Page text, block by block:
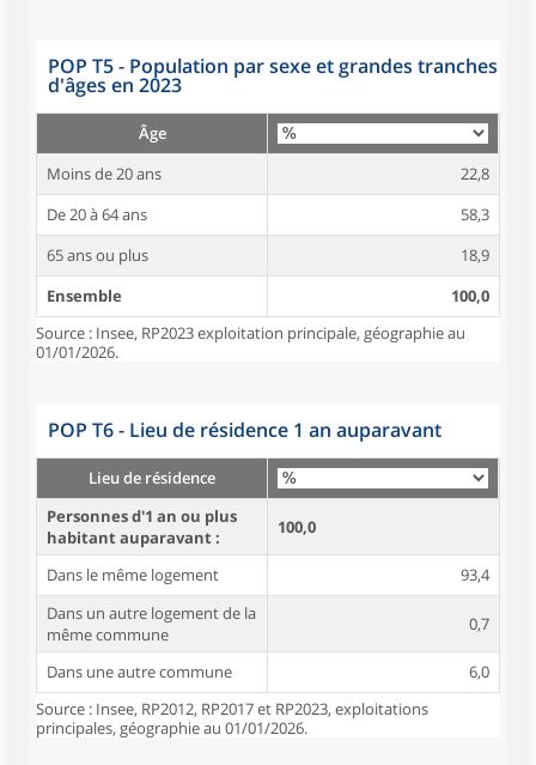
POP T5 - Population par sexe et grandes tranches
d'âges en 2023
Âge
Moins de 20 ans
22,8
De 20 à 64 ans
58,3
65 ans ou plus
18,9
Ensemble
100,0
Source : Insee, RP2023 exploitation principale, géographie au
01/01/2026.
POP T6 - Lieu de résidence 1 an auparavant
Lieu de résidence
Personnes d'1 an ou plus
habitant auparavant :
100,0
Dans le même logement
93,4
Dans un autre logement de la
même commune
0,7
Dans une autre commune
6,0
Source : Insee, RP2012, RP2017 et RP2023, exploitations
principales, géographie au 01/01/2026.